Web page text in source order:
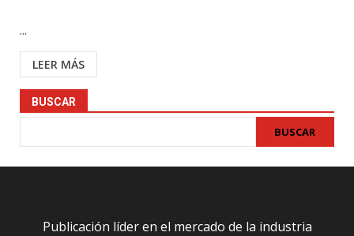
...
LEER MÁS
BUSCAR
BUSCAR
Publicación líder en el mercado de la industria